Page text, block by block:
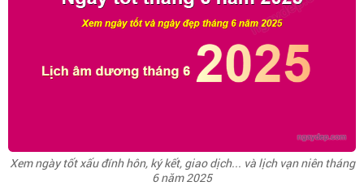
Xem ngày tốt xấu đính hôn, ký kết, giao dịch... và lịch vạn niên tháng
6 năm 2025